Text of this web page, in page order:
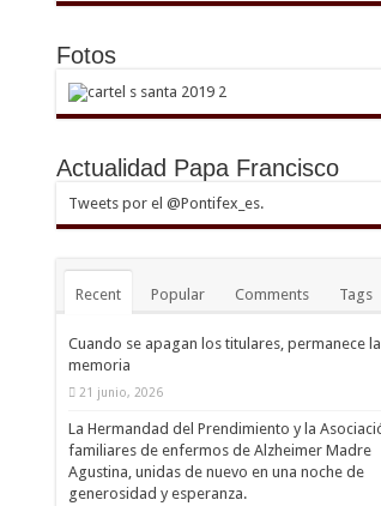
Fotos
Actualidad Papa Francisco
Tweets por el @Pontifex_es.
Recent Popular Comments Tags
Cuando se apagan los titulares, permanece la
memoria
21 junio, 2026
La Hermandad del Prendimiento y la
familiares de enfermos de Alzheimer Madre
Agustina, unidas de nuevo en una noche de
generosidad y esperanza.